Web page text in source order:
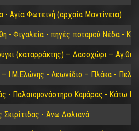
- Αγία Φωτεινή (αρχαία Μαντίνεια)
- Φιγαλεία - πηγές ποταμού Νέδα -
(καταρράκτης) – Δασοχώρι –
Ι.Μ.Ελώνης - Λεωνίδιο – Πλάκα -
- Παλαιομονάστηρο Καμάρας - Κάτω
- Άνω Δολιανά